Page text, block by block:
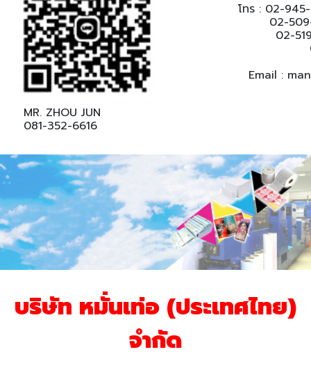
โทร : 02-
02-509-
02-519-
02-
Email :
MR. ZHOU JUN
081-352-6616
บริษัท หมั่นเท่อ (ประเทศไทย)
จำกัด